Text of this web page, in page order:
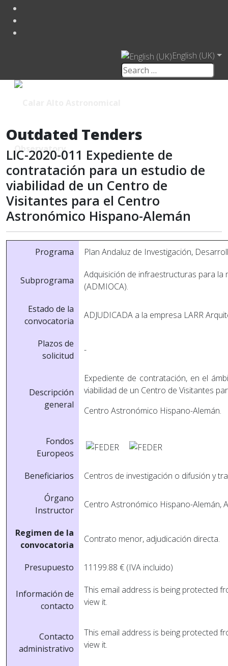
English (UK)
Outdated Tenders
LIC-2020-011 Expediente de
contratación para un estudio de
viabilidad de un Centro de
Visitantes para el Centro
Astronómico Hispano-Alemán
Programa Plan Andaluz de Investigación,
Subprograma
Adquisición de infraestructuras para
(ADMIOCA).
Estado de la
convocatoria
ADJUDICADA a la empresa LARR
Plazos de
solicitud
-
Descripción
general
Expediente de contratación, en el
viabilidad de un Centro de Visitantes
Centro Astronómico Hispano-Alemán.
Fondos
Europeos
Beneficiarios
Centros de investigación o difusión y
Órgano
Instructor
Centro Astronómico Hispano-Alemán,
Regimen de la
convocatoria
Contrato menor, adjudicación directa.
Presupuesto 11199.88 € (IVA incluido)
Información de
contacto
This email address is being protected
view it.
Contacto
administrativo
This email address is being protected
view it.